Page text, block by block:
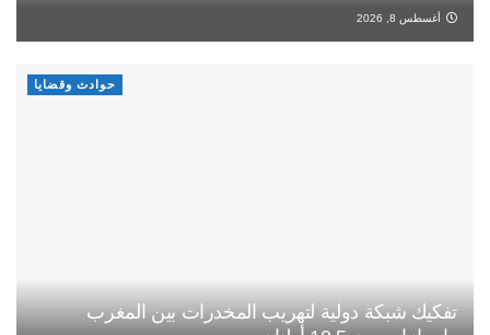
أغسطس 8, 2026
حوادث وقضايا
تفكيك شبكة دولية لتهريب المخدرات بين المغرب